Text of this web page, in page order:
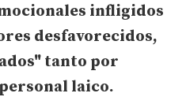
infligidos
desfavorecidos,
" tanto por
laico.